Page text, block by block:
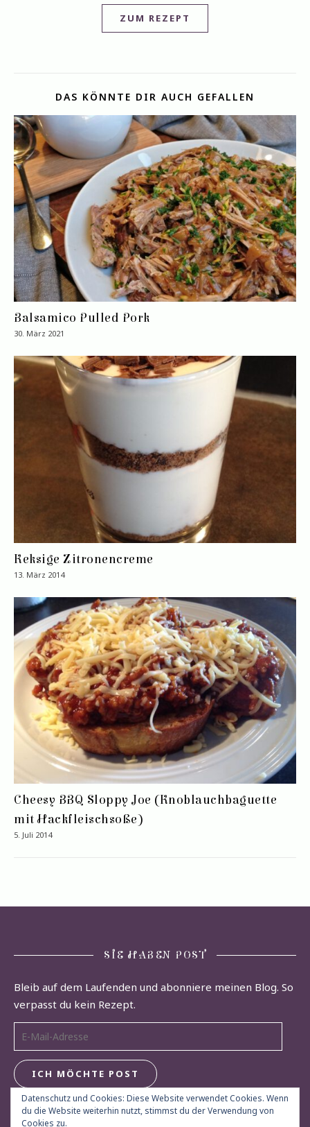
ZUM REZEPT
DAS KÖNNTE DIR AUCH GEFALLEN
Balsamico Pulled Pork
30. März 2021
Keksige Zitronencreme
13. März 2014
Cheesy BBQ Sloppy Joe (Knoblauchbaguette
mit Hackfleischsoße)
5. Juli 2014
SIE HABEN POST
Bleib auf dem Laufenden und abonniere meinen Blog. So
verpasst du kein Rezept.
E-Mail-Adresse
ICH MÖCHTE POST
Datenschutz und Cookies: Diese Website verwendet Cookies. Wenn
du die Website weiterhin nutzt, stimmst du der Verwendung von
Cookies zu.